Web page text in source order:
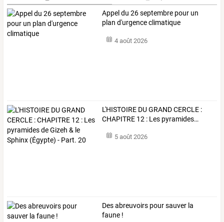
Appel du 26 septembre pour un
plan d'urgence climatique
4 août 2026
L'HISTOIRE DUGRANDCERCLE :
CHAPITRE 12 : Les pyramides…
5 août 2026
Des abreuvoirs pour sauver la
faune !